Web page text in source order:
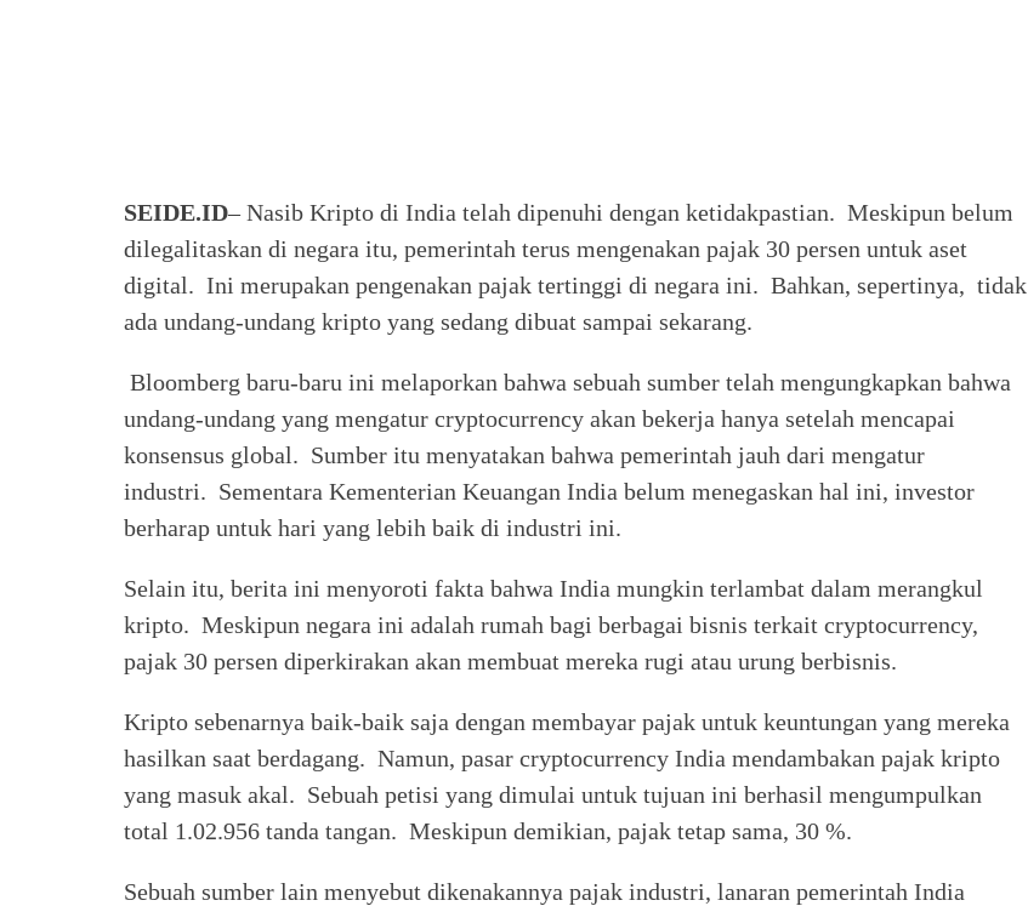
SEIDE.ID– Nasib Kripto di India telah dipenuhi dengan ketidakpastian. Meskipun belum
dilegalitaskan di negara itu, pemerintah terus mengenakan pajak 30 persen untuk aset
digital. Ini merupakan pengenakan pajak tertinggi di negara ini. Bahkan, sepertinya, tidak
ada undang-undang kripto yang sedang dibuat sampai sekarang.
Bloomberg baru-baru ini melaporkan bahwa sebuah sumber telah mengungkapkan bahwa
undang-undang yang mengatur cryptocurrency akan bekerja hanya setelah mencapai
konsensus global. Sumber itu menyatakan bahwa pemerintah jauh dari mengatur
industri. Sementara Kementerian Keuangan India belum menegaskan hal ini, investor
berharap untuk hari yang lebih baik di industri ini.
Selain itu, berita ini menyoroti fakta bahwa India mungkin terlambat dalam merangkul
kripto. Meskipun negara ini adalah rumah bagi berbagai bisnis terkait cryptocurrency,
pajak 30 persen diperkirakan akan membuat mereka rugi atau urung berbisnis.
Kripto sebenarnya baik-baik saja dengan membayar pajak untuk keuntungan yang mereka
hasilkan saat berdagang. Namun, pasar cryptocurrency India mendambakan pajak kripto
yang masuk akal. Sebuah petisi yang dimulai untuk tujuan ini berhasil mengumpulkan
total 1.02.956 tanda tangan. Meskipun demikian, pajak tetap sama, 30 %.
Sebuah sumber lain menyebut dikenakannya pajak industri, lanaran pemerintah India